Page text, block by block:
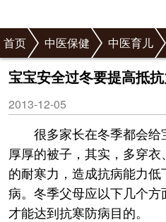
首页 中医保健 中医育儿
宝宝安全过冬要提高抵
2013-12-05
很多家长在冬季都会
厚厚的被子，其实，多穿
的耐寒力，造成抗病能力
病。冬季父母应以下几个方
才能达到抗寒防病目的。